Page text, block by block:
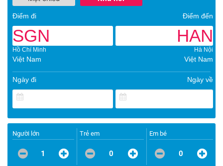
Điểm đi Điểm đến
SGN
Hồ Chí Minh
Việt Nam
HAN
Hà Nội
Việt Nam
Ngày đi Ngày về
Người lớn
1
Trẻ em
0
Em bé
0